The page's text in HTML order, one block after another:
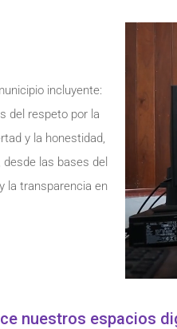
incluyente:
del respeto por la
y la honestidad,
las bases del
la transparencia en
nuestros espacios